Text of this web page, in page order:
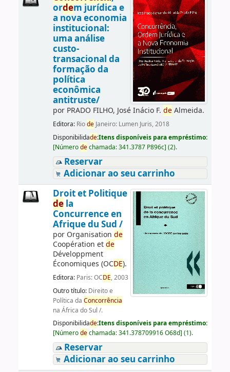
ordem jurídica e
a nova economia
institucional:
uma análise
custo-
transacional da
formação da
política
econômica
antitruste/
por PRADO FILHO, José Inácio F. deAlmeida.
Editora: RiodeJaneiro: Lumen Juris, 2018
Disponibilidade:Itens disponíveis para empréstimo:
[Númerodechamada:341.3787 P896c] (2).
Reservar
Adicionar ao seu carrinho
Droit et Politique
dela
Concurrence en
Afrique du Sud /
por Organisation de
Coopération etde
Développment
Économiques (OCDE).
Editora: Paris: OCDE, 2003
Outro título: Direito e
Política da Concorrência
na África do Sul /.
Disponibilidade:Itens disponíveis para empréstimo:
[Númerodechamada:341.378709916 O68d] (1).
Reservar
Adicionar ao seu carrinho